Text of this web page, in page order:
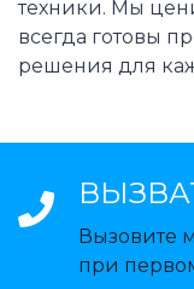
техники. Мы
всегда готовы
решения для
Вызовите
при